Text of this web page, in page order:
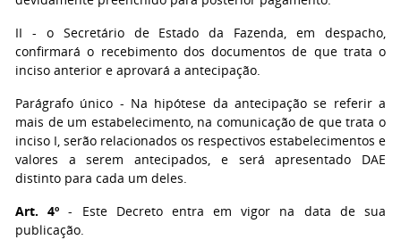
II - o Secretário de Estado da Fazenda, em despacho,
confirmará o recebimento dos documentos de que trata o
inciso anterior e aprovará a antecipação.
Parágrafo único - Na hipótese da antecipação se referir a
mais de um estabelecimento, na comunicação de que trata o
inciso I, serão relacionados os respectivos estabelecimentos e
valores a serem antecipados, e será apresentado DAE
distinto para cada um deles.
Art. 4º - Este Decreto entra em vigor na data de sua
publicação.